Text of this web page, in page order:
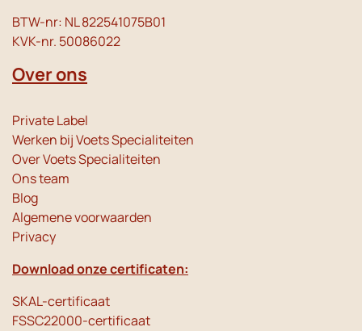
BTW-nr: NL 822541075B01
KVK-nr. 50086022
Over ons
Private Label
Werken bij Voets Specialiteiten
Over Voets Specialiteiten
Ons team
Blog
Algemene voorwaarden
Privacy
Download onze certificaten:
SKAL-certificaat
FSSC22000-certificaat